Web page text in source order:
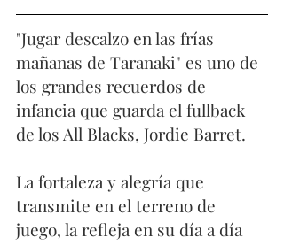
"Jugar descalzo en las frías
mañanas de Taranaki" es uno de
los grandes recuerdos de
infancia que guarda el fullback
de los All Blacks, Jordie Barret.
La fortaleza y alegría que
transmite en el terreno de
juego, la refleja en su día a día